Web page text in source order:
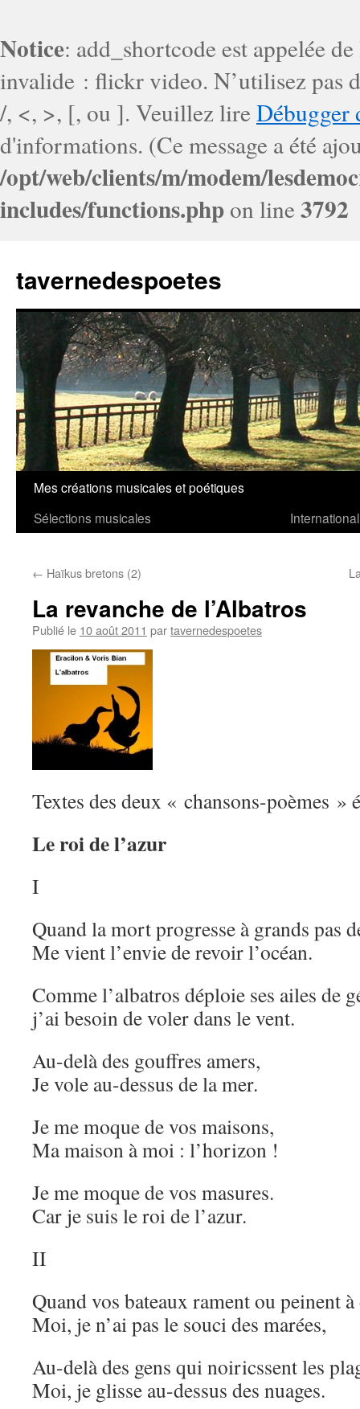
Notice: add_shortcode est appelée
invalide : flickr video. N’utilisez pas
/, <, >, [, ou ]. Veuillez lireDébugger
d'informations. (Ce message a été
/opt/web/clients/m/modem/
includes/functions.php on line3792
tavernedespoetes
Aller
au
Mes créations musicales et poétiques
Sélections musicales
International
← Haïkus bretons (2)
La revanche de l’Albatros
Publié le 10 août 2011 partavernedespoetes
Textes des deux « chansons-poèmes »
Le roi de l’azur
I
Quand la mort progresse à grands pas
Me vient l’envie de revoir l’océan.
Comme l’albatros déploie ses ailes de
j’ai besoin de voler dans le vent.
Au-delà des gouffres amers,
Je vole au-dessus de la mer.
Je me moque de vos maisons,
Ma maison à moi : l’horizon !
Je me moque de vos masures.
Car je suis le roi de l’azur.
II
Quand vos bateaux rament ou peinent
Moi, je n’ai pas le souci des marées,
Au-delà des gens qui noiricssent les
Moi, je glisse au-dessus des nuages.